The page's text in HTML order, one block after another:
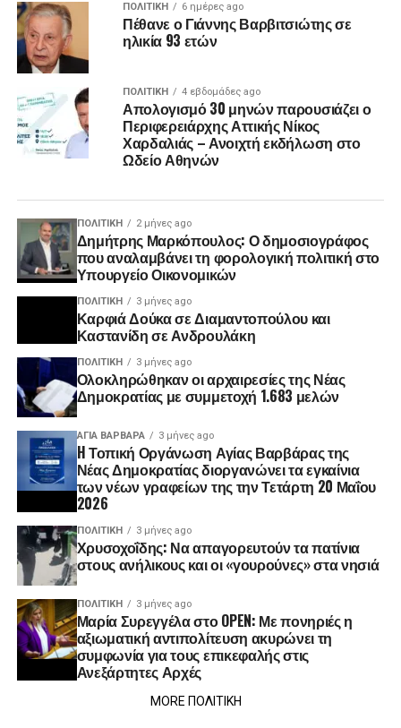
ΠΟΛΙΤΙΚΉ 6 ημέρες ago
Πέθανε ο Γιάννης Βαρβιτσιώτης σε
ηλικία 93 ετών
ΠΟΛΙΤΙΚΉ 4 εβδομάδες ago
Απολογισμό 30 μηνών παρουσιάζει ο
Περιφερειάρχης Αττικής Νίκος
Χαρδαλιάς – Ανοιχτή εκδήλωση στο
Ωδείο Αθηνών
ΠΟΛΙΤΙΚΉ 2 μήνες ago
Δημήτρης Μαρκόπουλος: Ο δημοσιογράφος
που αναλαμβάνει τη φορολογική πολιτική στο
Υπουργείο Οικονομικών
ΠΟΛΙΤΙΚΉ 3 μήνες ago
Καρφιά Δούκα σε Διαμαντοπούλου και
Καστανίδη σε Ανδρουλάκη
ΠΟΛΙΤΙΚΉ 3 μήνες ago
Ολοκληρώθηκαν οι αρχαιρεσίες της Νέας
Δημοκρατίας με συμμετοχή 1.683 μελών
ΑΓΙΑ ΒΑΡΒΑΡΑ 3 μήνες ago
H Τοπική Οργάνωση Αγίας Βαρβάρας της
Νέας Δημοκρατίας διοργανώνει τα εγκαίνια
των νέων γραφείων της την Τετάρτη 20 Μαΐου
2026
ΠΟΛΙΤΙΚΉ 3 μήνες ago
Χρυσοχοΐδης: Να απαγορευτούν τα πατίνια
στους ανήλικους και οι «γουρούνες» στα νησιά
ΠΟΛΙΤΙΚΉ 3 μήνες ago
Μαρία Συρεγγέλα στο OPEN: Με πονηριές η
αξιωματική αντιπολίτευση ακυρώνει τη
συμφωνία για τους επικεφαλής στις
Ανεξάρτητες Αρχές
MORE ΠΟΛΙΤΙΚΗ